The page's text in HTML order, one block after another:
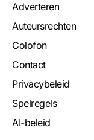
Adverteren
Auteursrechten
Colofon
Contact
Privacybeleid
Spelregels
AI-beleid